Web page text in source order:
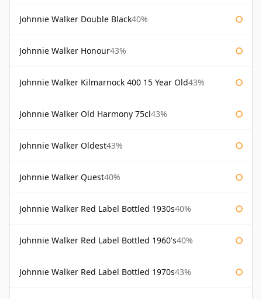
Johnnie Walker Double Black40%
Johnnie Walker Honour43%
Johnnie Walker Kilmarnock 400 15 Year Old43%
Johnnie Walker Old Harmony 75cl43%
Johnnie Walker Oldest43%
Johnnie Walker Quest40%
Johnnie Walker Red Label Bottled 1930s40%
Johnnie Walker Red Label Bottled 1960's40%
Johnnie Walker Red Label Bottled 1970s43%